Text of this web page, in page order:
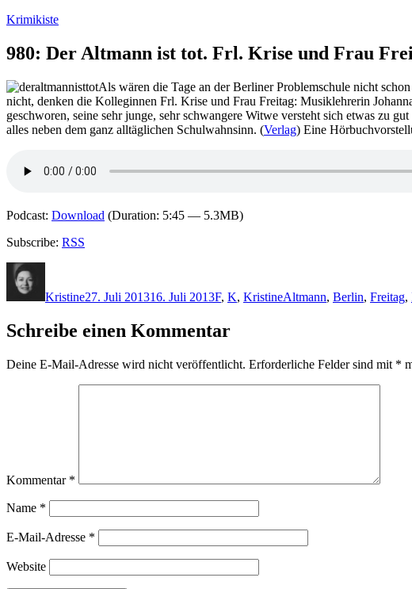
Zum
springen
Krimikiste
980: Der Altmann ist tot. Frl. Krise und Frau
Als wären die Tage an der Berliner Problemschule nicht
nicht, denken die Kolleginnen Frl. Krise und Frau Freitag: Musiklehrerin
geschworen, seine sehr junge, sehr schwangere Witwe versteht sich etwas zu
alles neben dem ganz alltäglichen Schulwahnsinn. (Verlag) Eine
Podcast: Download (Duration: 5:45 — 5.3MB)
Subscribe: RSS
Kristine27. Juli 201316. Juli 2013F, K, KristineAltmann, Berlin, Freitag,
Schreibe einen Kommentar
Deine E-Mail-Adresse wird nicht veröffentlicht. Erforderliche Felder sind mit *
Kommentar *
Name *
E-Mail-Adresse *
Website